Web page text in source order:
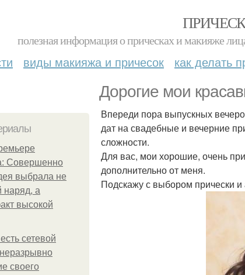
полезная информация о прическах и макияже
виды макияжа и причесок как делать
Дорогие мои
Совершенно
выбрала не
наряд, а
высокой
сетевой
своего
Впереди пора выпускных
дат на свадебные и вечерние
сложности.
Для вас, мои хорошие, очень
дополнительно от меня.
Подскажу с выбором прически